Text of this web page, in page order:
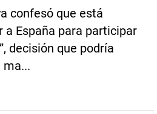
confesó que está
a España para participar
decisión que podría
ma...